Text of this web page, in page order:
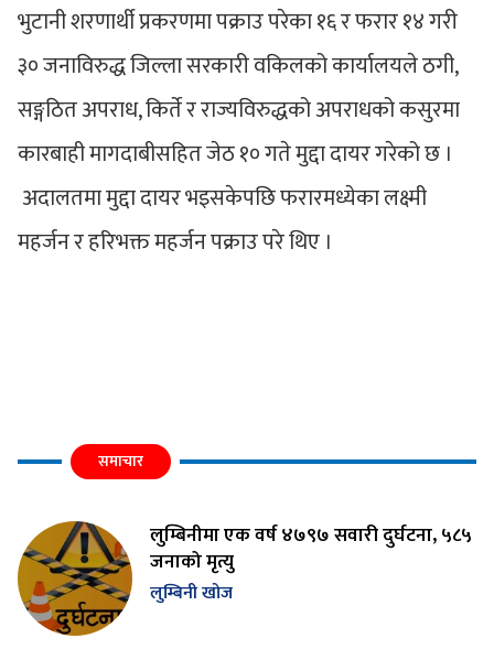
भुटानी शरणार्थी प्रकरणमा पक्राउ परेका १६ र फरार १४ गरी
३० जनाविरुद्ध जिल्ला सरकारी वकिलको कार्यालयले ठगी,
सङ्गठित अपराध, किर्ते र राज्यविरुद्धको अपराधको कसुरमा
कारबाही मागदाबीसहित जेठ १० गते मुद्दा दायर गरेको छ ।
अदालतमा मुद्दा दायर भइसकेपछि फरारमध्येका लक्ष्मी
महर्जन र हरिभक्त महर्जन पक्राउ परे थिए ।
समाचार
लुम्बिनीमा एक वर्ष ४७९७ सवारी दुर्घटना, ५८५
जनाको मृत्यु
लुम्बिनी खोज